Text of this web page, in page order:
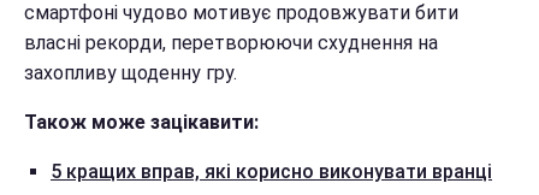
смартфоні чудово мотивує продовжувати бити
власні рекорди, перетворюючи схуднення на
захопливу щоденну гру.
Також може зацікавити:
5 кращих вправ, які корисно виконувати вранці